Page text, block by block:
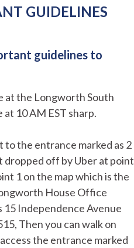
GUIDELINES
guidelines to
at the Longworth South
10 AM EST sharp.
to the entrance marked as 2
dropped off by Uber at point
1 on the map which is the
House Office
15 Independence Avenue
Then you can walk on
the entrance marked